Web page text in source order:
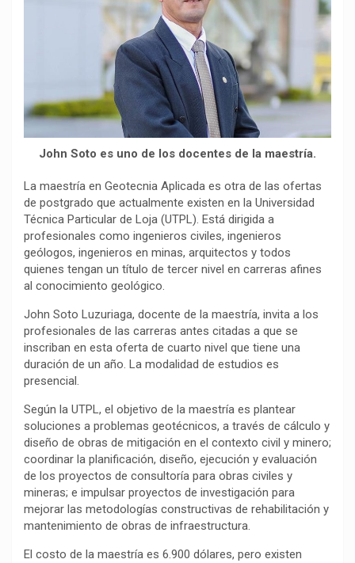
p
a
m
n
k
t
r
John Soto es uno de los docentes de la maestría.
La maestría en Geotecnia Aplicada es otra de las ofertas
de postgrado que actualmente existen en la Universidad
Técnica Particular de Loja (UTPL). Está dirigida a
profesionales como ingenieros civiles, ingenieros
geólogos, ingenieros en minas, arquitectos y todos
quienes tengan un título de tercer nivel en carreras afines
al conocimiento geológico.
John Soto Luzuriaga, docente de la maestría, invita a los
profesionales de las carreras antes citadas a que se
inscriban en esta oferta de cuarto nivel que tiene una
duración de un año. La modalidad de estudios es
presencial.
Según la UTPL, el objetivo de la maestría es plantear
soluciones a problemas geotécnicos, a través de cálculo y
diseño de obras de mitigación en el contexto civil y minero;
coordinar la planificación, diseño, ejecución y evaluación
de los proyectos de consultoría para obras civiles y
mineras; e impulsar proyectos de investigación para
mejorar las metodologías constructivas de rehabilitación y
mantenimiento de obras de infraestructura.
El costo de la maestría es 6.900 dólares, pero existen